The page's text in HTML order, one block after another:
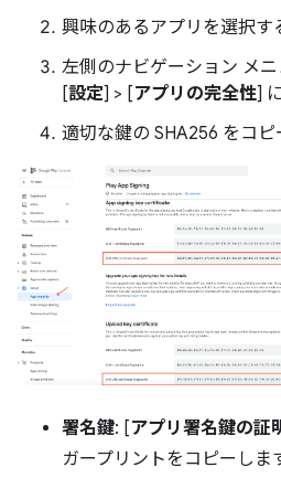
興味のあるアプリを選択す
左側のナビゲーション メ
[設定] > [アプリの完全性]
適切な鍵の SHA256 をコピ
署名鍵: [アプリ署名鍵の証
ガープリントをコピーしま